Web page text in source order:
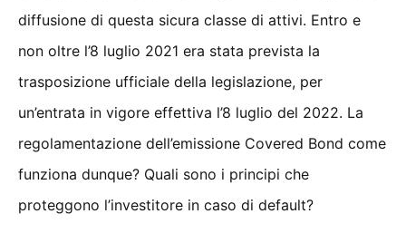
diffusione di questa sicura classe di attivi. Entro e
non oltre l’8 luglio 2021 era stata prevista la
trasposizione ufficiale della legislazione, per
un’entrata in vigore effettiva l’8 luglio del 2022. La
regolamentazione dell’emissione Covered Bond come
funziona dunque? Quali sono i principi che
proteggono l’investitore in caso di default?